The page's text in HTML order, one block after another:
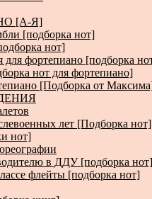
[А-Я]
[подборка нот]
нот]
фортепиано [подборка
нот для фортепиано]
[Подборка от
лет [Подборка нот]
нот]
в ДДУ [подборка нот]
флейты [подборка нот]